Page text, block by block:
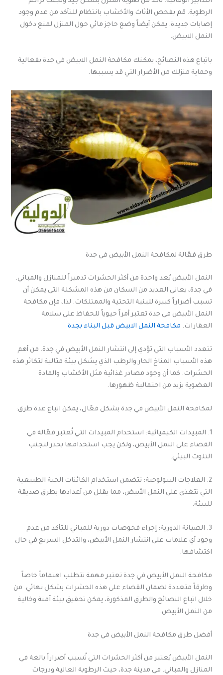
الرطوبة. قم بفحص الأثاث والأخشاب بانتظام للتأكد من عدم وجود
إصابات جديدة. يمكن أيضاً وضع حاجز مائي حول المنزل لمنع دخول
النمل الابيض.
باتباع هذه النصائح، يمكنك مكافحة النمل الابيض في جدة بفعالية
وحماية منزلك من الأضرار التي قد يسببها.
طرق فعّالة لمكافحة النمل الأبيض في جدة
النمل الأبيض يُعد واحدة من أكثر الحشرات تدميراً للمنازل والمباني.
في جدة، يعاني العديد من السكان من هذه المشكلة التي يمكن أن
تسبب أضراراً كبيرة للبنية التحتية والممتلكات. لذا، فإن مكافحة
النمل الأبيض في جدة تعتبر أمراً حيوياً للحفاظ على سلامة
العقارات. مكافحة النمل الابيض قبل البناء بجدة
تتعدد الأسباب التي تؤدي إلى انتشار النمل الأبيض في جدة. من أهم
هذه الأسباب المناخ الحار والرطب الذي يشكل بيئة مثالية لتكاثر هذه
الحشرات. كما أن وجود مصادر غذائية مثل الأخشاب والمادة
العضوية يزيد من احتمالية ظهورها.
لمكافحة النمل الأبيض في جدة بشكل فعّال، يمكن اتباع عدة طرق:
1. المبيدات الكيميائية: استخدام المبيدات التي تُعتبر فعّالة في
القضاء على النمل الأبيض، ولكن يجب استخدامها بحذر لتجنب
التلوث البيئي.
2. العلاجات البيولوجية: تتضمن استخدام الكائنات الحية الطبيعية
التي تتغذى على النمل الأبيض، مما يقلل من أعدادها بطرق صديقة
للبيئة.
3. الصيانة الدورية: إجراء فحوصات دورية للمباني للتأكد من عدم
وجود أي علامات على انتشار النمل الأبيض، والتدخل السريع في حال
اكتشافها.
مكافحة النمل الأبيض في جدة تعتبر مهمة تتطلب اهتماماً خاصاً
وطرقاً متعددة لضمان القضاء على هذه الحشرات بشكل نهائي. من
خلال اتباع النصائح والطرق المذكورة، يمكن تحقيق بيئة آمنة وخالية
من النمل الأبيض.
أفضل طرق مكافحة النمل الأبيض في جدة
النمل الأبيض يُعتبر من أكثر الحشرات التي تُسبب أضراراً بالغة في
المنازل والمباني. في مدينة جدة، حيث الرطوبة العالية ودرجات